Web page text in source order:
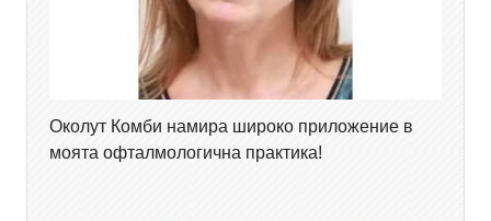
Околут Комби намира широко приложение в
моята офталмологична практика!